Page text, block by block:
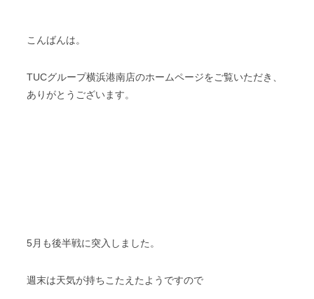
こんばんは。
TUCグループ横浜港南店のホームページをご覧いただき、
ありがとうございます。
5月も後半戦に突入しました。
週末は天気が持ちこたえたようですので